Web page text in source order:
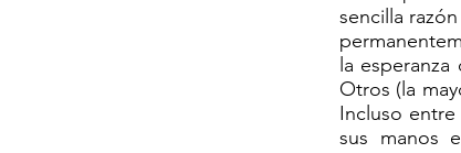
sencilla
la
Otros (la
Incluso
sus manos